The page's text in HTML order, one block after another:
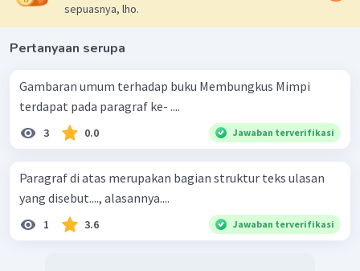
sepuasnya, lho.
Pertanyaan serupa
Gambaran umum terhadap buku Membungkus Mimpi
terdapat pada paragraf ke- ....
3 0.0 Jawaban terverifikasi
Paragraf di atas merupakan bagian struktur teks ulasan
yang disebut...., alasannya....
1 3.6 Jawaban terverifikasi